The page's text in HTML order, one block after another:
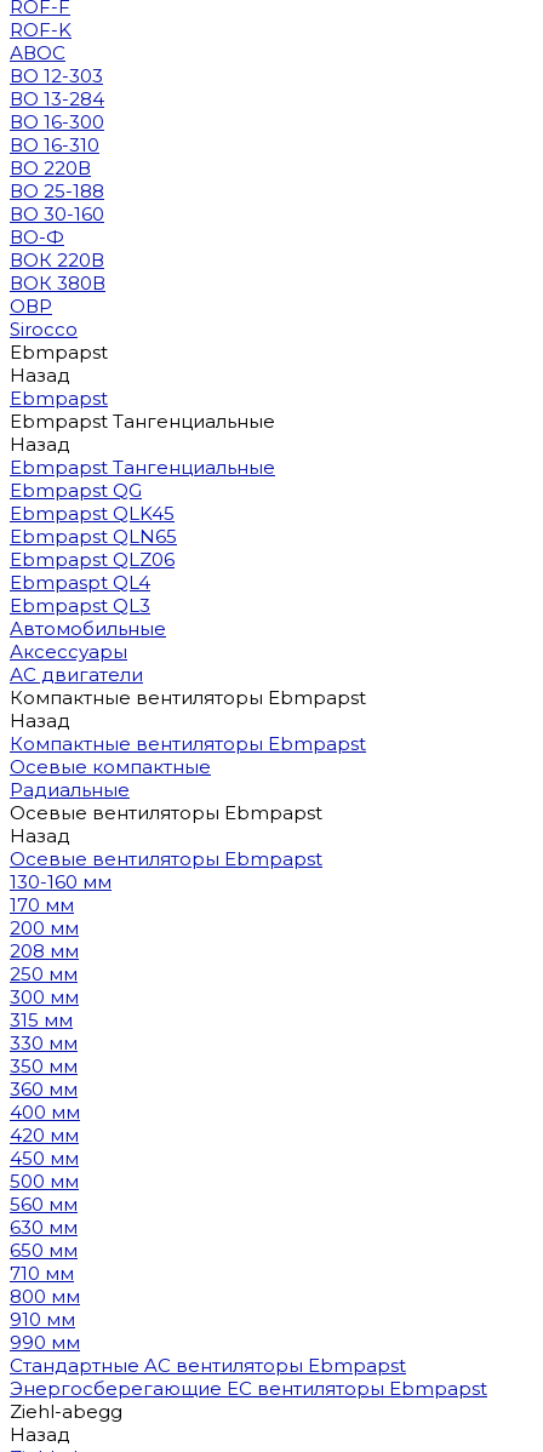
ROF-F
ROF-K
АВОС
ВО 12-303
ВО 13-284
ВО 16-300
ВО 16-310
ВО 220В
ВО 25-188
ВО 30-160
ВО-Ф
ВОК 220В
ВОК 380В
ОВР
Sirocco
Ebmpapst
Назад
Ebmpapst
Ebmpapst Тангенциальные
Назад
Ebmpapst Тангенциальные
Ebmpapst QG
Ebmpapst QLK45
Ebmpapst QLN65
Ebmpapst QLZ06
Ebmpaspt QL4
Ebmpapst QL3
Автомобильные
Аксессуары
АС двигатели
Компактные вентиляторы Ebmpapst
Назад
Компактные вентиляторы Ebmpapst
Осевые компактные
Радиальные
Осевые вентиляторы Ebmpapst
Назад
Осевые вентиляторы Ebmpapst
130-160 мм
170 мм
200 мм
208 мм
250 мм
300 мм
315 мм
330 мм
350 мм
360 мм
400 мм
420 мм
450 мм
500 мм
560 мм
630 мм
650 мм
710 мм
800 мм
910 мм
990 мм
Стандартные AC вентиляторы Ebmpapst
Энергосберегающие EC вентиляторы Ebmpapst
Ziehl-abegg
Назад